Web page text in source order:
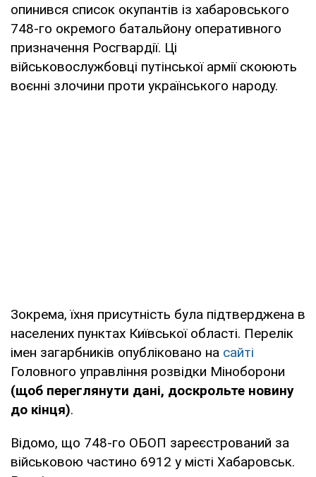
опинився список окупантів із хабаровського
748-го окремого батальйону оперативного
призначення Росгвардії. Ці
військовослужбовці путінської армії скоюють
воєнні злочини проти українського народу.
Зокрема, їхня присутність була підтверджена в
населених пунктах Київської області. Перелік
імен загарбників опубліковано на сайті
Головного управління розвідки Міноборони
(щоб переглянути дані, доскрольте новину
до кінця).
Відомо, що 748-го ОБОП зареєстрований за
військовою частино 6912 у місті Хабаровськ.